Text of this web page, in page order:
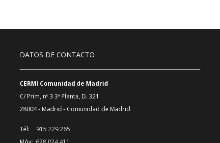
DATOS DE CONTACTO
CERMI Comunidad de Madrid
C/ Prim, nº 3 3ª Planta, D. 321
28004 - Madrid - Comunidad de Madrid
Tél:
915 229 265